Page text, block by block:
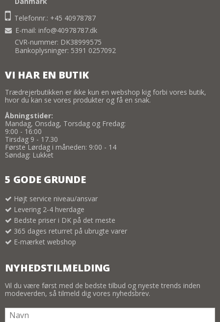
Telefonnr.: +45 40978787
E-mail: info@40978787.dk
CVR-nummer: DK38999575
Bankoplysninger: 5391 0257092
VI HAR EN BUTIK
Trædrejerbutikken er ikke kun en webshop kig forbi vores butik,
hvor du kan se vores produkter og få en snak.
Åbningstider:
Mandag, Onsdag, Torsdag og Fredag:
9:00 - 16:00
Tirsdag 9 - 17.30
Første Lørdag i måneden: 9:00 - 14
Søndag: Lukket
5 GODE GRUNDE
Højt service niveau/ansvar
Levering 2-4 hverdage
Bedste priser i DK på det meste
365 dages returret på ubrugte varer
E-mærket webshop
NYHEDSTILMELDING
Vil du være først med de bedste tilbud og nyeste trends inden
modeverden, så tilmeld dig vores nyhedsbrev.